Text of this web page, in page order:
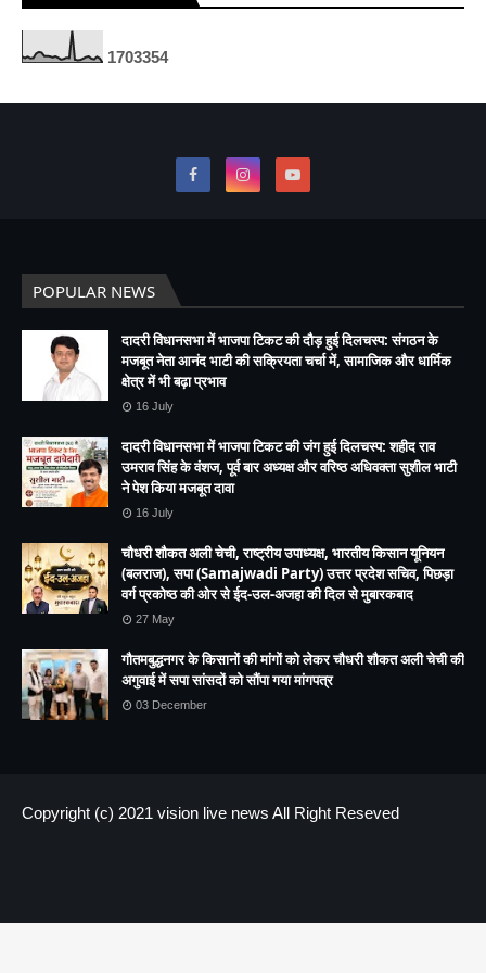
1703354
POPULAR NEWS
दादरी विधानसभा में भाजपा टिकट की दौड़ हुई दिलचस्प: संगठन के
मजबूत नेता आनंद भाटी की सक्रियता चर्चा में, सामाजिक और धार्मिक
क्षेत्र में भी बढ़ा प्रभाव
16 July
दादरी विधानसभा में भाजपा टिकट की जंग हुई दिलचस्प: शहीद राव
उमराव सिंह के वंशज, पूर्व बार अध्यक्ष और वरिष्ठ अधिवक्ता सुशील भाटी
ने पेश किया मजबूत दावा
16 July
चौधरी शौकत अली चेची, राष्ट्रीय उपाध्यक्ष, भारतीय किसान यूनियन
(बलराज), सपा (Samajwadi Party) उत्तर प्रदेश सचिव, पिछड़ा
वर्ग प्रकोष्ठ की ओर से ईद-उल-अजहा की दिल से मुबारकबाद
27 May
गौतमबुद्धनगर के किसानों की मांगों को लेकर चौधरी शौकत अली चेची की
अगुवाई में सपा सांसदों को सौंपा गया मांगपत्र
03 December
Copyright (c) 2021 vision live news All Right Reseved